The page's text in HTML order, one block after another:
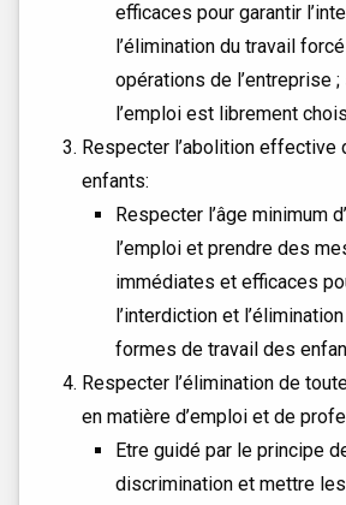
efficaces pour garantir
l’élimination du travail
opérations de l’entreprise ;
l’emploi est librement
Respecter l’abolition effective
enfants:
Respecter l’âge minimum
l’emploi et prendre des
immédiates et efficaces
l’interdiction et
formes de travail des
Respecter l’élimination de
en matière d’emploi et de
Etre guidé par le principe
discrimination et mettre